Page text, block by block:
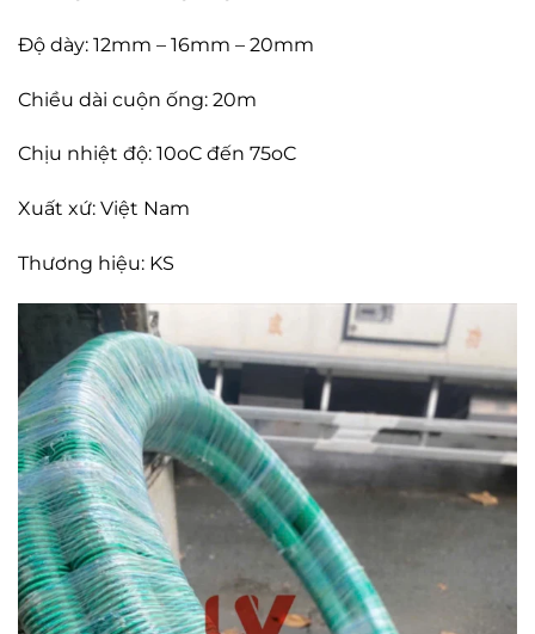
Độ dày: 12mm – 16mm – 20mm
Chiều dài cuộn ống: 20m
Chịu nhiệt độ: 10oC đến 75oC
Xuất xứ: Việt Nam
Thương hiệu: KS